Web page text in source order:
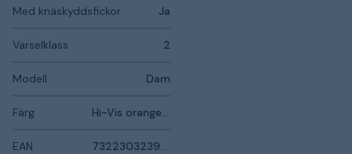
Med knäskyddsfickor Ja
Varselklass 2
Modell Dam
Färg
EAN